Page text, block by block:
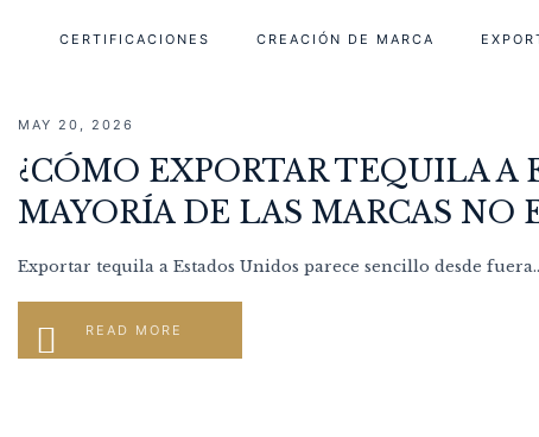
CERTIFICACIONES CREACIÓN DE MARCA
MAY 20, 2026
¿CÓMO EXPORTAR TEQUILA A
MAYORÍA DE LAS MARCAS NO
Exportar tequila a Estados Unidos parece sencillo desde
READ MORE